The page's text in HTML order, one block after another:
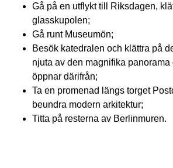
Gå på en utflykt till Riksdagen,
glasskupolen;
Gå runt Museumön;
Besök katedralen och klättra på
njuta av den magnifika panorama
öppnar därifrån;
Ta en promenad längs torget
beundra modern arkitektur;
Titta på resterna av Berlinmuren.